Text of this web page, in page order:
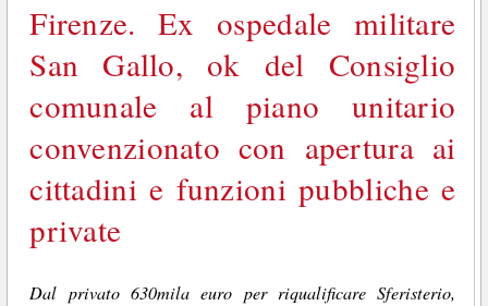
Firenze. Ex ospedale militare
San Gallo, ok del Consiglio
comunale al piano unitario
convenzionato con apertura ai
cittadini e funzioni pubbliche e
private
Dal privato 630mila euro per riqualificare Sferisterio,